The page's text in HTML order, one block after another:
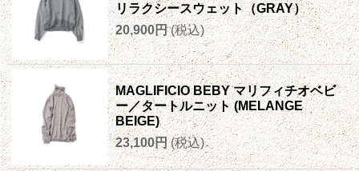
リラクシースウェット（GRAY）
20,900円 (税込)
MAGLIFICIO BEBY マリフィチオベビ
ー／タートルニット (MELANGE
BEIGE)
23,100円 (税込)